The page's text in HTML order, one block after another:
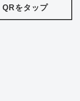
をタップ